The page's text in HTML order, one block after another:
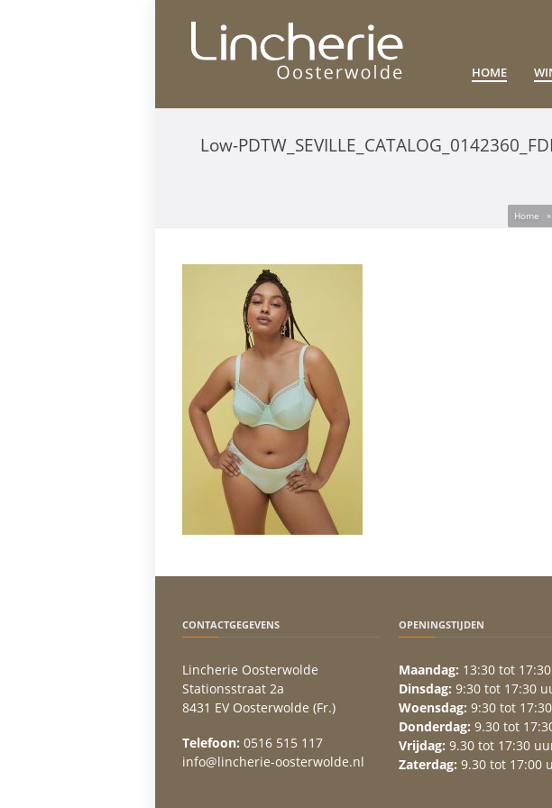
HOME
Low-
Home »
CONTACTGEGEVENS
Lincherie Oosterwolde
Stationsstraat 2a
8431 EV Oosterwolde (Fr.)
Telefoon: 0516 515 117
info@lincherie-oosterwolde.nl
OPENINGSTIJDEN
Maandag: 13:30 tot
Dinsdag: 9:30 tot 17:30
Woensdag: 9:30 tot
Donderdag: 9.30 tot
Vrijdag: 9.30 tot 17:30
Zaterdag: 9.30 tot 17:00